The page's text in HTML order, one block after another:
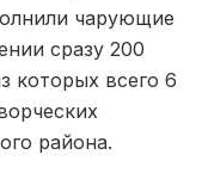
чарующие
сразу 200
которых всего 6
района.